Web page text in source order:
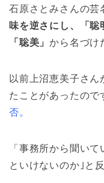
石原さとみさんの芸
味を逆さにし、「聡
「聡美」から名づけ
以前上沼恵美子さ
たことがあったので
否。
「事務所から聞い
といけないのか｣と